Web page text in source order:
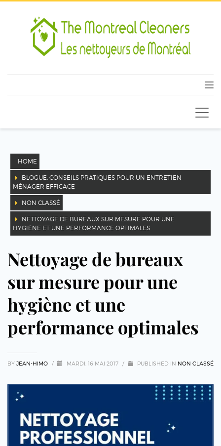
HOME
BLOGUE: CONSEILS PRATIQUES POUR UN ENTRETIEN
MÉNAGER EFFICACE
NON CLASSÉ
NETTOYAGE DE BUREAUX SUR MESURE POUR UNE
HYGIÈNE ET UNE PERFORMANCE OPTIMALES
Nettoyage de bureaux
sur mesure pour une
hygiène et une
performance optimales
BY JEAN-HIMO / MARDI, 16 MAI 2017 / PUBLISHED IN NON CLASSÉ